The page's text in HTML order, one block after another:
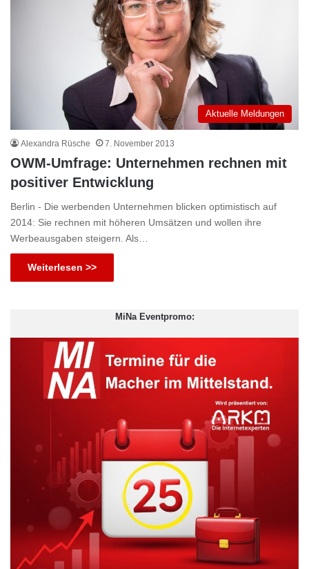
Aktuelle Meldungen
Alexandra Rüsche 7. November 2013
OWM-Umfrage: Unternehmen rechnen mit
positiver Entwicklung
Berlin - Die werbenden Unternehmen blicken optimistisch auf
2014: Sie rechnen mit höheren Umsätzen und wollen ihre
Werbeausgaben steigern. Als…
Weiterlesen >>
MiNa Eventpromo: